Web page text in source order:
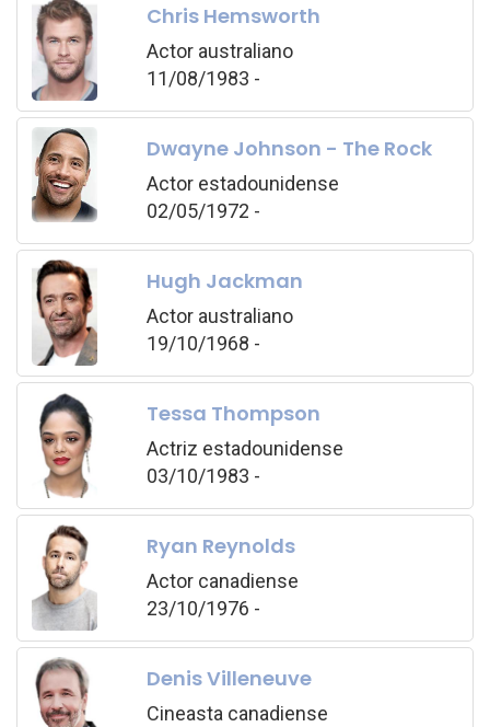
Chris Hemsworth
Actor australiano
11/08/1983 -
Dwayne Johnson - The Rock
Actor estadounidense
02/05/1972 -
Hugh Jackman
Actor australiano
19/10/1968 -
Tessa Thompson
Actriz estadounidense
03/10/1983 -
Ryan Reynolds
Actor canadiense
23/10/1976 -
Denis Villeneuve
Cineasta canadiense